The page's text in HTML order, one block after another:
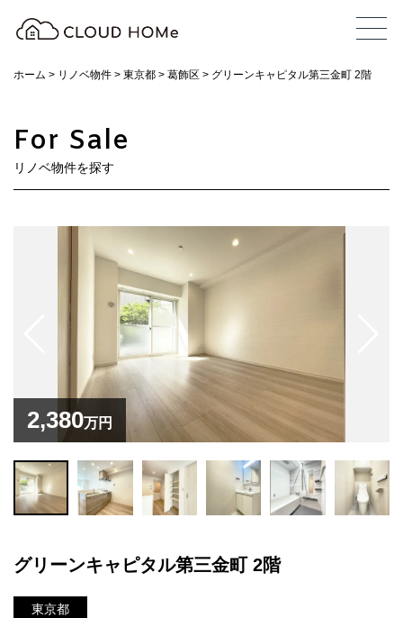
ホーム > リノベ物件 > 東京都 > 葛飾区 > グリーンキャピタル第三金町 2階
For Sale
リノベ物件を探す
2,380万円
グリーンキャピタル第三金町 2階
東京都